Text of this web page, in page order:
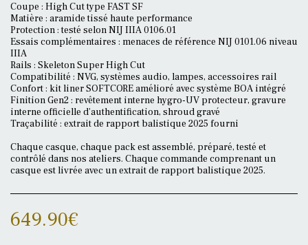
Coupe : High Cut type FAST SF
Matière : aramide tissé haute performance
Protection : testé selon NIJ IIIA 0106.01
Essais complémentaires : menaces de référence NIJ 0101.06 niveau
IIIA
Rails : Skeleton Super High Cut
Compatibilité : NVG, systèmes audio, lampes, accessoires rail
Confort : kit liner SOFTCORE amélioré avec système BOA intégré
Finition Gen2 : revêtement interne hygro-UV protecteur, gravure
interne officielle d’authentification, shroud gravé
Traçabilité : extrait de rapport balistique 2025 fourni
Chaque casque, chaque pack est assemblé, préparé, testé et
contrôlé dans nos ateliers. Chaque commande comprenant un
casque est livrée avec un extrait de rapport balistique 2025.
649.90€